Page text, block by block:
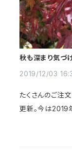
秋も深まり気づ
2019/12/03
たくさんのご注
更新。今は2019